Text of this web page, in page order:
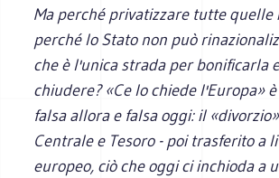
Ma perché privatizzare tutte quelle
perché lo Stato non può
che è l'unica strada per bonificarla
chiudere? «Ce lo chiede l'Europa»
falsa allora e falsa oggi: il
Centrale e Tesoro - poi trasferito a
europeo, ciò che oggi ci inchioda a